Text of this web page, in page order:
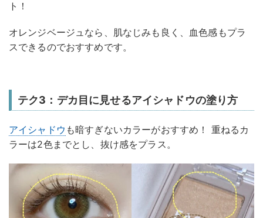
ト！
オレンジベージュなら、肌なじみも良く、血色感もプラ
スできるのでおすすめです。
テク3：デカ目に見せるアイシャドウの塗り方
アイシャドウ も暗すぎないカラーがおすすめ！ 重ねるカ
ラーは2色までとし、抜け感をプラス。